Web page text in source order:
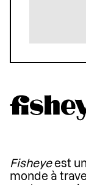
Fisheyeest
monde à